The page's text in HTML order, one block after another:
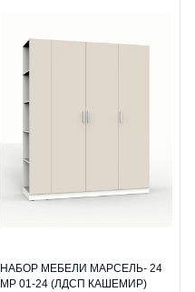
НАБОР МЕБЕЛИ МАРСЕЛЬ- 24
МР 01-24 (ЛДСП КАШЕМИР)